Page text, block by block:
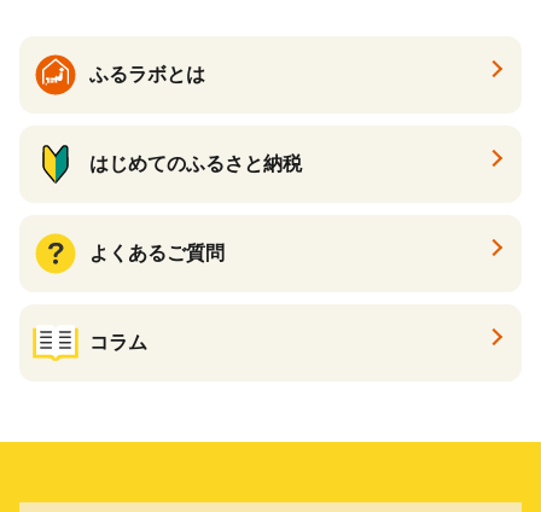
ふるラボとは
はじめてのふるさと納税
よくあるご質問
コラム